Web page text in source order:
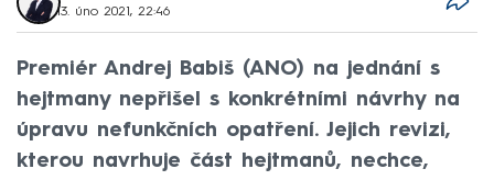
13. úno 2021, 22:46
Premiér Andrej Babiš (ANO) na jednání s
hejtmany nepřišel s konkrétními návrhy na
úpravu nefunkčních opatření. Jejich revizi,
kterou navrhuje část hejtmanů, nechce,